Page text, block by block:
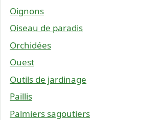
Oignons
Oiseau de paradis
Orchidées
Ouest
Outils de jardinage
Paillis
Palmiers sagoutiers